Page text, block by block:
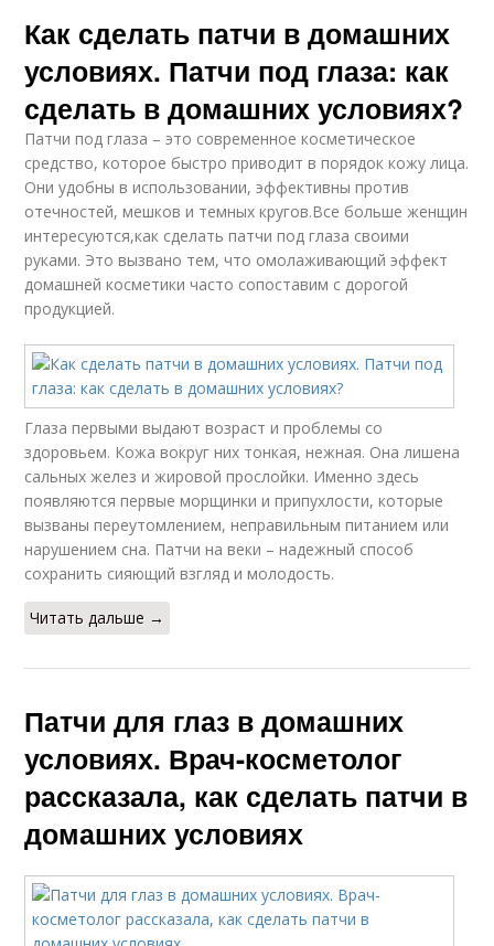
Как сделать патчи в домашних
условиях. Патчи под глаза: как
сделать в домашних условиях?
Патчи под глаза – это современное косметическое
средство, которое быстро приводит в порядок кожу лица.
Они удобны в использовании, эффективны против
отечностей, мешков и темных кругов.Все больше женщин
интересуются,как сделать патчи под глаза своими
руками. Это вызвано тем, что омолаживающий эффект
домашней косметики часто сопоставим с дорогой
продукцией.
Глаза первыми выдают возраст и проблемы со
здоровьем. Кожа вокруг них тонкая, нежная. Она лишена
сальных желез и жировой прослойки. Именно здесь
появляются первые морщинки и припухлости, которые
вызваны переутомлением, неправильным питанием или
нарушением сна. Патчи на веки – надежный способ
сохранить сияющий взгляд и молодость.
Читать дальше →
Патчи для глаз в домашних
условиях. Врач-косметолог
рассказала, как сделать патчи в
домашних условиях